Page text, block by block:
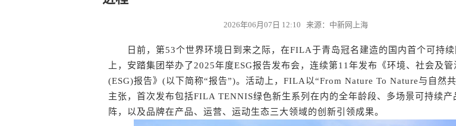
2026年06月07日 12:10 来源：中新网上海
日前，第53个世界环境日到来之际，在FILA于青岛冠名建造的国内首个可持续
上，安踏集团举办了2025年度ESG报告发布会，连续第11年发布《环境、社会及管
(ESG)报告》(以下简称“报告”)。活动上，FILA以“From Nature To Nature与自然
主张，首次发布包括FILA TENNIS绿色新生系列在内的全年龄段、多场景可持续产
阵，以及品牌在产品、运营、运动生态三大领域的创新引领成果。